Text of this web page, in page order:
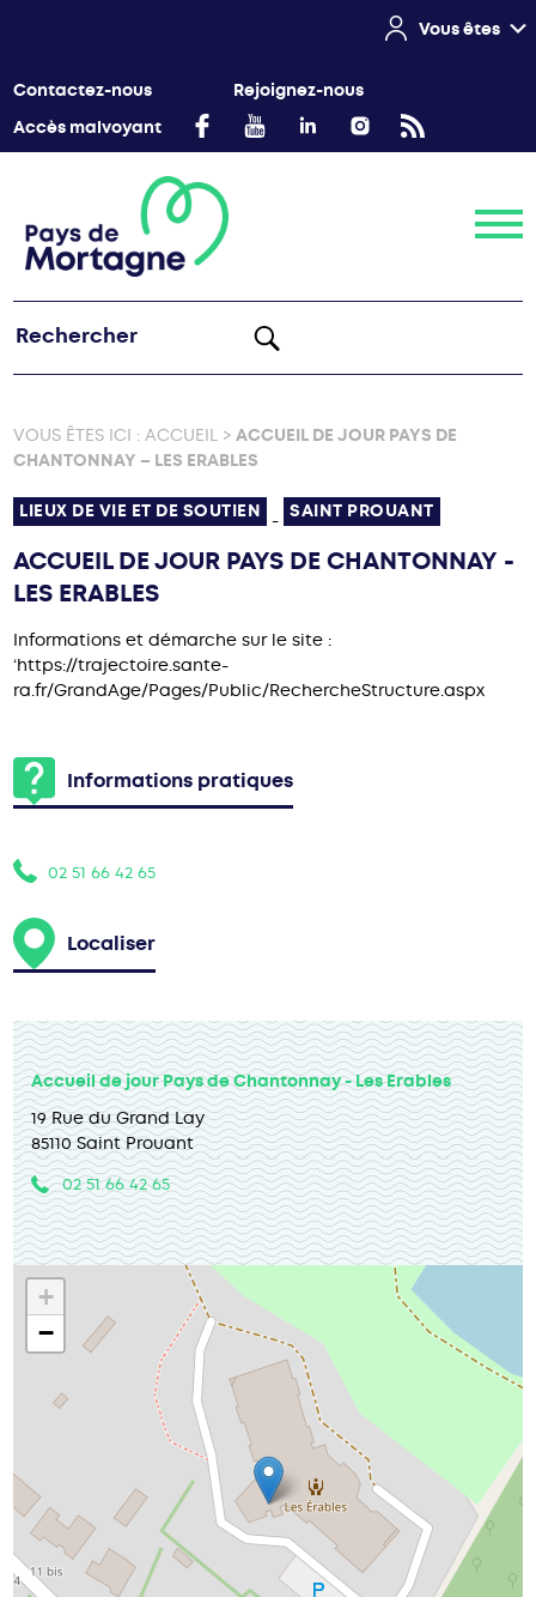
Vous êtes
Contactez-nous
Rejoignez-nous
Accès malvoyant
Menu
VOUS ÊTES ICI :ACCUEIL >ACCUEIL DE JOUR PAYS DE
CHANTONNAY – LES ERABLES
LIEUX DE VIE ET DE SOUTIEN - SAINT PROUANT
ACCUEIL DE JOUR PAYS DE CHANTONNAY -
LES ERABLES
Informations et démarche sur le site :
‘https://trajectoire.sante-
ra.fr/GrandAge/Pages/Public/RechercheStructure.aspx
Informations pratiques
02 51 66 42 65
Localiser
Accueil de jour Pays de Chantonnay - Les Erables
19 Rue du Grand Lay
85110 Saint Prouant
02 51 66 42 65
+
−